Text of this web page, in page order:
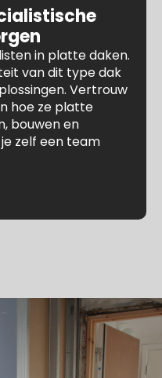
in platte daken.
van dit type dak
Vertrouw
hoe ze platte
bouwen en
zelf een team